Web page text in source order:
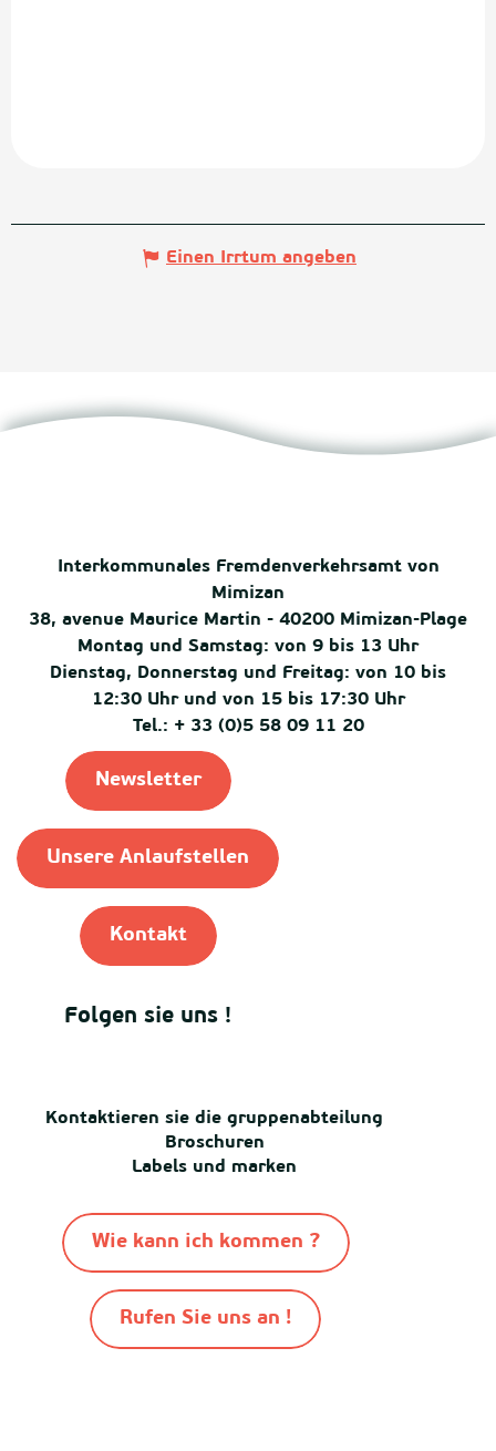
Einen Irrtum angeben
Interkommunales Fremdenverkehrsamt von
Mimizan
38, avenue Maurice Martin - 40200 Mimizan-Plage
Montag und Samstag: von 9 bis 13 Uhr
Dienstag, Donnerstag und Freitag: von 10 bis
12:30 Uhr und von 15 bis 17:30 Uhr
Tel.: + 33 (0)5 58 09 11 20
Newsletter
Unsere Anlaufstellen
Kontakt
Folgen sie uns !
Kontaktieren sie die gruppenabteilung
Broschuren
Labels und marken
Wie kann ich kommen ?
Rufen Sie uns an !